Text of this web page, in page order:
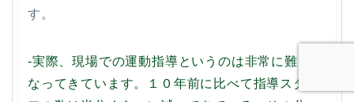
す。
-実際、現場での運動指導というのは非常に難しく
なってきています。１０年前に比べて指導スタッ